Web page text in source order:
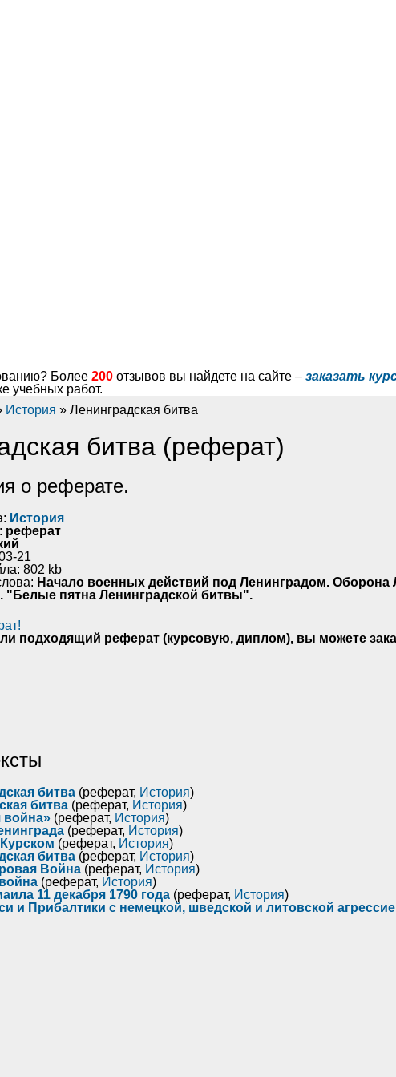
Более 200 отзывов вы найдете на сайте – заказать
учебных работ.
История » Ленинградская битва
битва (реферат)
о реферате.
История
реферат
21
802 kb
Начало военных действий под Ленинградом.
"Белые пятна Ленинградской битвы".
подходящий реферат (курсовую, диплом), вы можете
битва (реферат, История)
битва (реферат, История)
война» (реферат, История)
(реферат, История)
(реферат, История)
битва (реферат, История)
Война (реферат, История)
(реферат, История)
11 декабря 1790 года (реферат, История)
и Прибалтики с немецкой, шведской и литовской